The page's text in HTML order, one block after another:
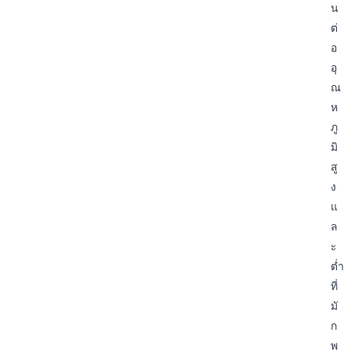
น
ต่
อ
อุ
ณ
ห
ภู
มิ
สู
ง
แ
ล
ะ
ต่ำ
ที่
มั
ก
พ